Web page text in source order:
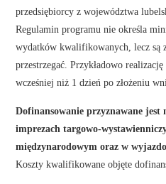
przedsiębiorcy z województwa
Regulamin programu nie określa
wydatków kwalifikowanych, lecz są
przestrzegać. Przykładowo
wcześniej niż 1 dzień po złożeniu
Dofinansowanie przyznawane jest
imprezach targowo-
międzynarodowym oraz w
Koszty kwalifikowane objęte